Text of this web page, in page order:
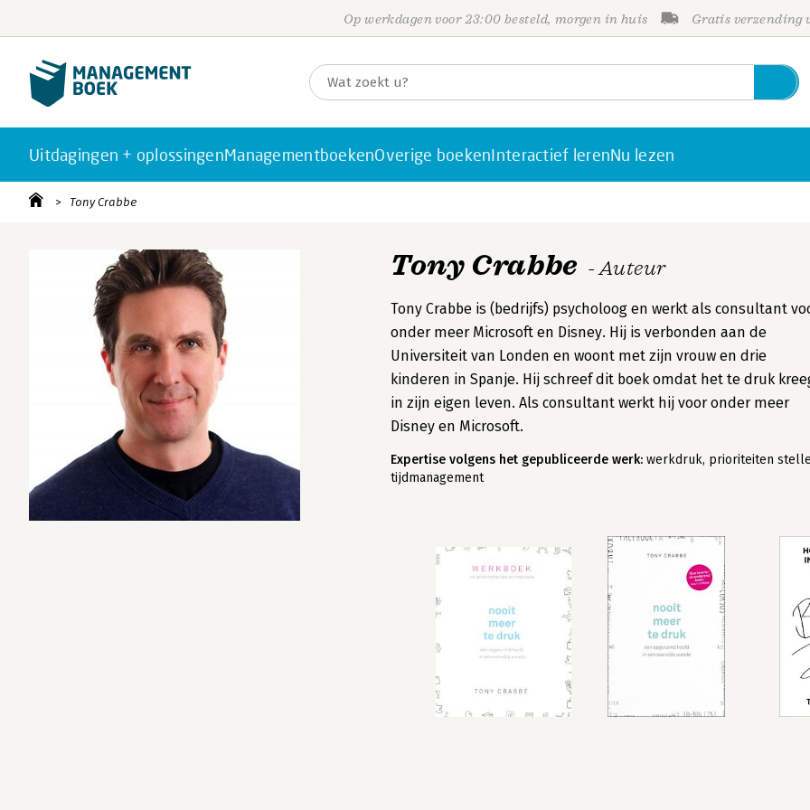
Op werkdagen voor 23:00 besteld, morgen in huis Gratis verzending
Uitdagingen + oplossingenManagementboekenOverige boekenInteractief lerenNu lezen
Tony Crabbe
Tony Crabbe - Auteur
Tony Crabbe is (bedrijfs) psycholoog en werkt als consultant
onder meer Microsoft en Disney. Hij is verbonden aan de
Universiteit van Londen en woont met zijn vrouw en drie
kinderen in Spanje. Hij schreef dit boek omdat het te druk
in zijn eigen leven. Als consultant werkt hij voor onder meer
Disney en Microsoft.
Expertise volgens het gepubliceerde werk: werkdruk, prioriteiten
tijdmanagement